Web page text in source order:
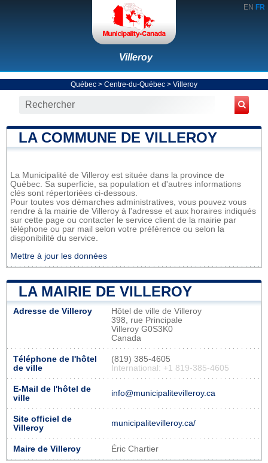
EN FR
Villeroy
Québec > Centre-du-Québec > Villeroy
LA COMMUNE DE VILLEROY
La Municipalité de Villeroy est située dans la province de
Québec. Sa superficie, sa population et d'autres informations
clés sont répertoriées ci-dessous.
Pour toutes vos démarches administratives, vous pouvez vous
rendre à la mairie de Villeroy à l'adresse et aux horaires indiqués
sur cette page ou contacter le service client de la mairie par
téléphone ou par mail selon votre préférence ou selon la
disponibilité du service.
Mettre à jour les données
LA MAIRIE DE VILLEROY
Adresse de Villeroy
Hôtel de ville de Villeroy
398, rue Principale
Villeroy G0S3K0
Canada
Téléphone de l'hôtel
de ville
(819) 385-4605
International: +1 819-385-4605
E-Mail de l'hôtel de
ville
info@municipalitevilleroy.ca
Site officiel de
Villeroy
municipalitevilleroy.ca/
Maire de Villeroy Éric Chartier